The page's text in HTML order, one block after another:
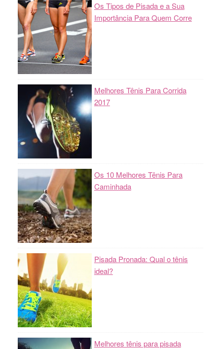
Os Tipos de Pisada e a Sua
Importância Para Quem Corre
Melhores Tênis Para Corrida
2017
Os 10 Melhores Tênis Para
Caminhada
Pisada Pronada: Qual o tênis
ideal?
Melhores tênis para pisada